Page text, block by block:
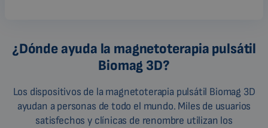
¿Dónde ayuda la magnetoterapia pulsátil
Biomag 3D?
Los dispositivos de la magnetoterapia pulsátil Biomag 3D
ayudan a personas de todo el mundo. Miles de usuarios
satisfechos y clínicas de renombre utilizan los